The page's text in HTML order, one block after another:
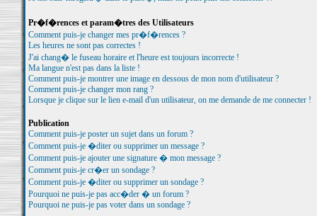
Pr�f�rences et param�tres des Utilisateurs
Comment puis-je changer mes pr�f�rences ?
Les heures ne sont pas correctes !
J'ai chang� le fuseau horaire et l'heure est toujours incorrecte !
Ma langue n'est pas dans la liste !
Comment puis-je montrer une image en dessous de mon nom d'utilisateur ?
Comment puis-je changer mon rang ?
Lorsque je clique sur le lien e-mail d'un utilisateur, on me demande de me connecter !
Publication
Comment puis-je poster un sujet dans un forum ?
Comment puis-je �diter ou supprimer un message ?
Comment puis-je ajouter une signature � mon message ?
Comment puis-je cr�er un sondage ?
Comment puis-je �diter ou supprimer un sondage ?
Pourquoi ne puis-je pas acc�der � un forum ?
Pourquoi ne puis-je pas voter dans un sondage ?